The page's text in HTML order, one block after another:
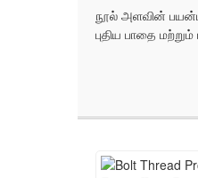
நூல் அளவின்
புதிய பாதை